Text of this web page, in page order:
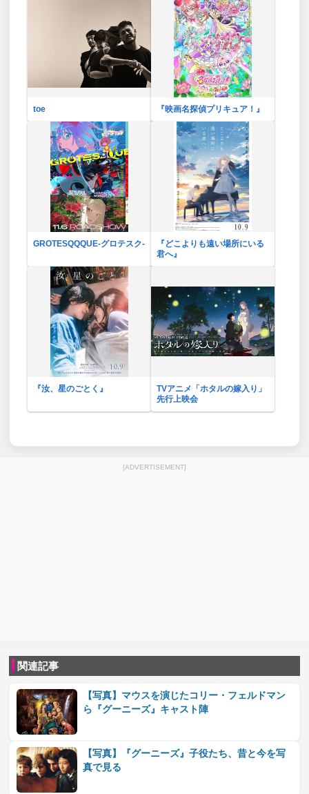
toe 『映画名探偵プリキュア！』
GROTESQQQUE-グロテスク-
『どこよりも遠い場所にいる
君へ』
『汝、星のごとく』
TVアニメ「ホタルの嫁入り」
先行上映会
[ADVERTISEMENT]
関連記事
【写真】マウスを演じたコリー・フェルドマン
ら『グーニーズ』キャスト陣
【写真】『グーニーズ』子役たち、昔と今を写
真で見る